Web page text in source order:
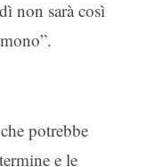
non sarà così
potrebbe
e le